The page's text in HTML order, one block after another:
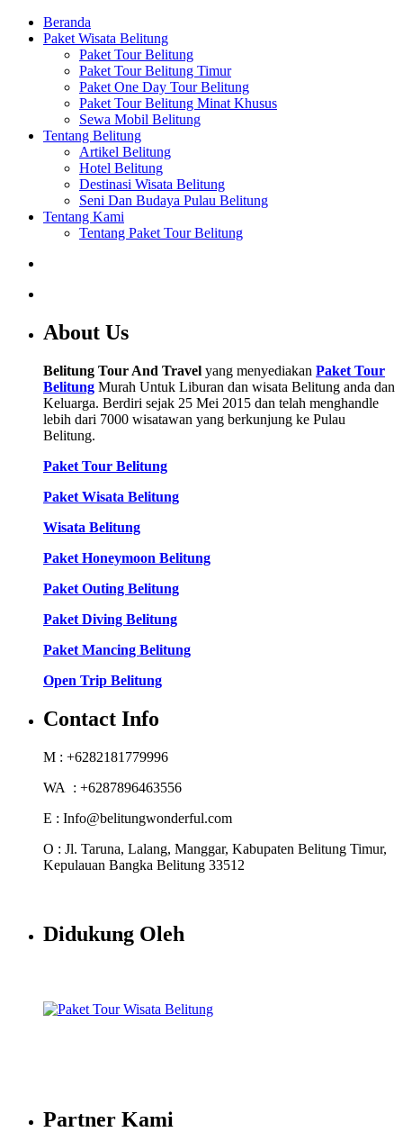
Beranda
Paket Wisata Belitung
Paket Tour Belitung
Paket Tour Belitung Timur
Paket One Day Tour Belitung
Paket Tour Belitung Minat Khusus
Sewa Mobil Belitung
Tentang Belitung
Artikel Belitung
Hotel Belitung
Destinasi Wisata Belitung
Seni Dan Budaya Pulau Belitung
Tentang Kami
Tentang Paket Tour Belitung
About Us
Belitung Tour And Travel yang menyediakan Paket Tour
Belitung Murah Untuk Liburan dan wisata Belitung anda dan
Keluarga. Berdiri sejak 25 Mei 2015 dan telah menghandle
lebih dari 7000 wisatawan yang berkunjung ke Pulau
Belitung.
Paket Tour Belitung
Paket Wisata Belitung
Wisata Belitung
Paket Honeymoon Belitung
Paket Outing Belitung
Paket Diving Belitung
Paket Mancing Belitung
Open Trip Belitung
Contact Info
M : +6282181779996
WA : +6287896463556
E : Info@belitungwonderful.com
O : Jl. Taruna, Lalang, Manggar, Kabupaten Belitung Timur,
Kepulauan Bangka Belitung 33512
Didukung Oleh
Partner Kami